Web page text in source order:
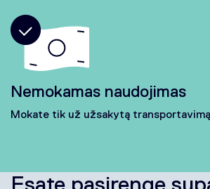
Nemokamas naudojimas
Mokate tik už užsakytą transportavimą